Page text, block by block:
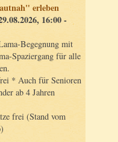
erleben
16:00 -
Begegnung mit
Spaziergang für alle
* Auch für Senioren
ab 4 Jahren
frei (Stand vom